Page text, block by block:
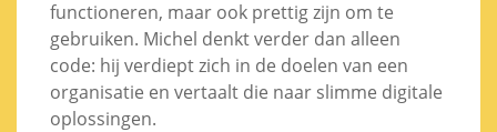
functioneren, maar ook prettig zijn om te
gebruiken. Michel denkt verder dan alleen
code: hij verdiept zich in de doelen van een
organisatie en vertaalt die naar slimme digitale
oplossingen.